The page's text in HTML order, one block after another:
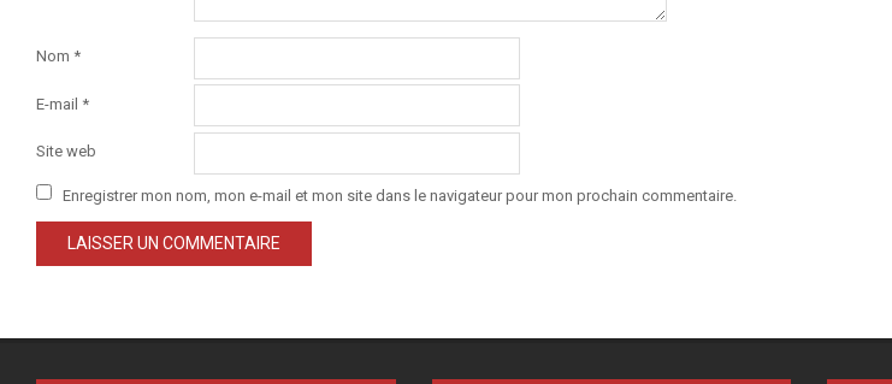
Nom *
E-mail *
Site web
Enregistrer mon nom, mon e-mail et mon site dans le navigateur pour mon prochain commentaire.